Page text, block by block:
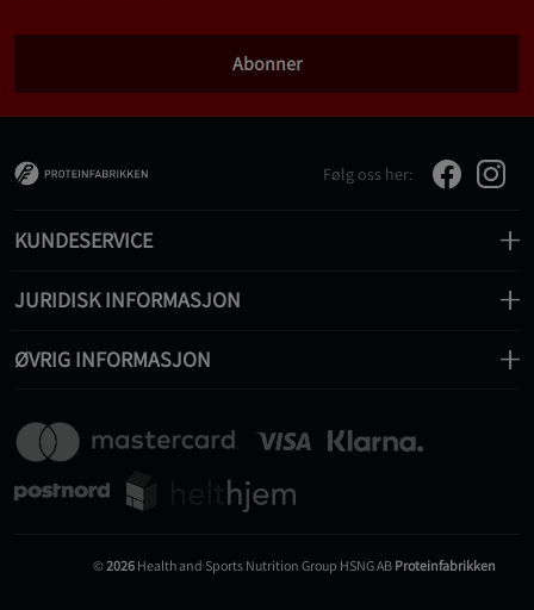
Abonner
Følg oss her:
KUNDESERVICE
JURIDISK INFORMASJON
ØVRIG INFORMASJON
©2026 Health and Sports Nutrition Group HSNG AB Proteinfabrikken